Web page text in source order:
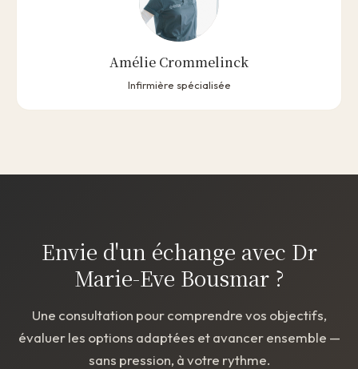
Amélie Crommelinck
Infirmière spécialisée
Envie d'un échange avec Dr
Marie-Eve Bousmar ?
Une consultation pour comprendre vos objectifs,
évaluer les options adaptées et avancer ensemble —
sans pression, à votre rythme.